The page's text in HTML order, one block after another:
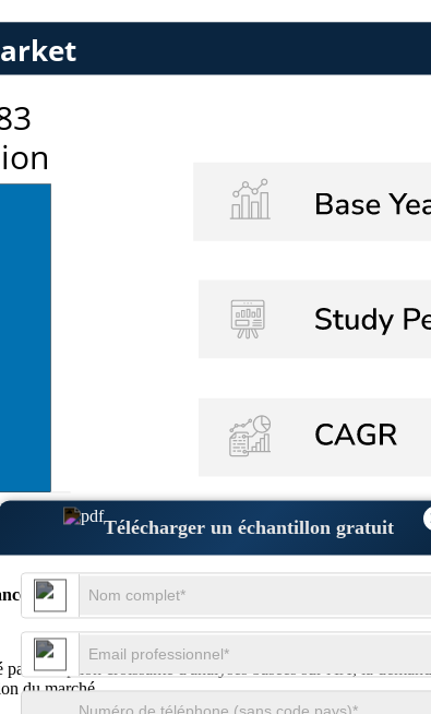
Télécharger un échantillon gratuit
de croissance
l'adoption croissante d'analyses basées sur l'IA, la
du marché.